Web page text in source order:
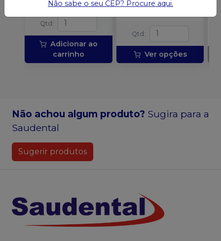
Qtd :
Adicionar ao
carrinho
Qtd :
Ver opções
Não achou algum produto? Sugira para a
Saudental
Sugerir produtos
Não sabe o seu CEP? Procure aqui.